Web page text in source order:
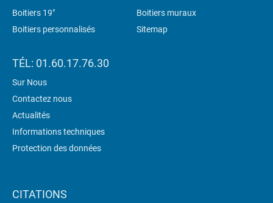
Boitiers 19"
Boitiers muraux
Boitiers personnalisés
Sitemap
TÉL: 01.60.17.76.30
Sur Nous
Contactez nous
Actualités
Informations techniques
Protection des données
CITATIONS